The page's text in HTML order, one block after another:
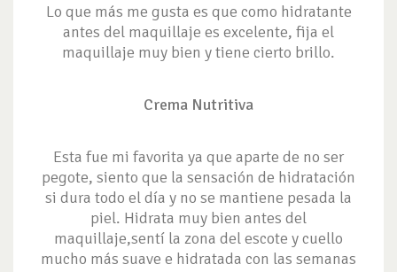
Lo que más me gusta es que como hidratante
antes del maquillaje es excelente, fija el
maquillaje muy bien y tiene cierto brillo.
Crema Nutritiva
Esta fue mi favorita ya que aparte de no ser
pegote, siento que la sensación de hidratación
si dura todo el día y no se mantiene pesada la
piel. Hidrata muy bien antes del
maquillaje,sentí la zona del escote y cuello
mucho más suave e hidratada con las semanas